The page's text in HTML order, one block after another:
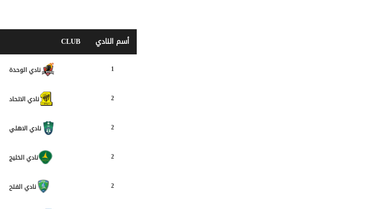
أسم النادي CLUB
1 نادي الوحدة
2 نادي الاتحاد
2 نادي الاهلي
2 نادي الخليج
2 نادي الفتح